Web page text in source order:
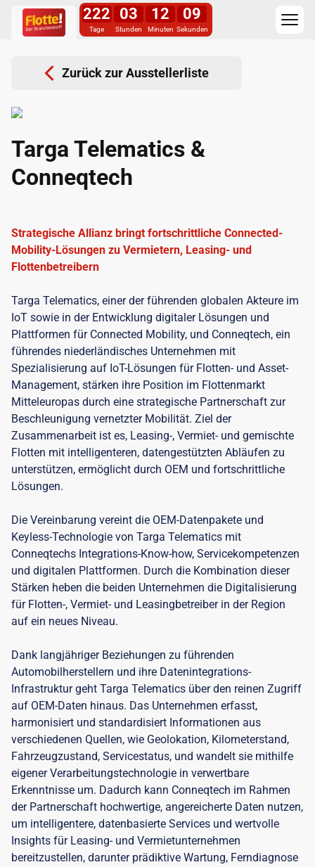
222
Tage
03
Stunden
12
Minuten
09
Sekunden
Zurück zur Ausstellerliste
Targa Telematics &
Conneqtech
Strategische Allianz bringt fortschrittliche Connected-
Mobility-Lösungen zu Vermietern, Leasing- und
Flottenbetreibern
Targa Telematics, einer der führenden globalen Akteure im
IoT sowie in der Entwicklung digitaler Lösungen und
Plattformen für Connected Mobility, und Conneqtech, ein
führendes niederländisches Unternehmen mit
Spezialisierung auf IoT-Lösungen für Flotten- und Asset-
Management, stärken ihre Position im Flottenmarkt
Mitteleuropas durch eine strategische Partnerschaft zur
Beschleunigung vernetzter Mobilität. Ziel der
Zusammenarbeit ist es, Leasing-, Vermiet- und gemischte
Flotten mit intelligenteren, datengestützten Abläufen zu
unterstützen, ermöglicht durch OEM und fortschrittliche
Lösungen.
Die Vereinbarung vereint die OEM-Datenpakete und
Keyless-Technologie von Targa Telematics mit
Conneqtechs Integrations-Know-how, Servicekompetenzen
und digitalen Plattformen. Durch die Kombination dieser
Stärken heben die beiden Unternehmen die Digitalisierung
für Flotten-, Vermiet- und Leasingbetreiber in der Region
auf ein neues Niveau.
Dank langjähriger Beziehungen zu führenden
Automobilherstellern und ihre Datenintegrations-
Infrastruktur geht Targa Telematics über den reinen Zugriff
auf OEM-Daten hinaus. Das Unternehmen erfasst,
harmonisiert und standardisiert Informationen aus
verschiedenen Quellen, wie Geolokation, Kilometerstand,
Fahrzeugzustand, Servicestatus, und wandelt sie mithilfe
eigener Verarbeitungstechnologie in verwertbare
Erkenntnisse um. Dadurch kann Conneqtech im Rahmen
der Partnerschaft hochwertige, angereicherte Daten nutzen,
um intelligentere, datenbasierte Services und wertvolle
Insights für Leasing- und Vermietunternehmen
bereitzustellen, darunter prädiktive Wartung, Ferndiagnose